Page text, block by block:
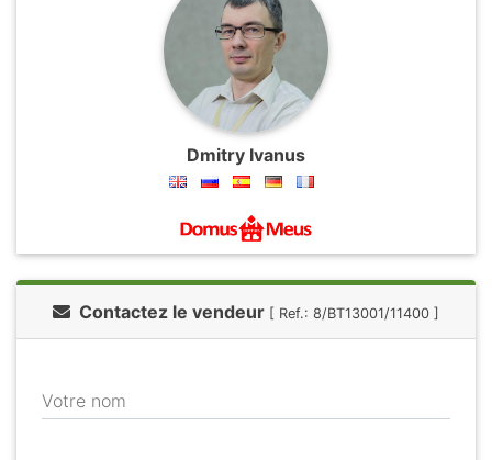
Dmitry Ivanus
Contactez le vendeur [ Ref.: 8/BT13001/11400 ]
Votre nom